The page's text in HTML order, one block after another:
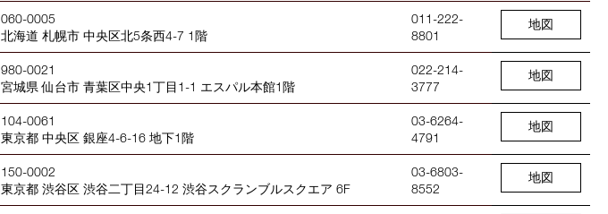
the
keyword
entered.
060-0005
北海道 札幌市 中央区北5条西4-7 1階
011-222-
8801
地図
980-0021
宮城県 仙台市 青葉区中央1丁目1-1 エスパル本館1階
022-214-
3777
地図
104-0061
東京都 中央区 銀座4-6-16 地下1階
03-6264-
4791
地図
150-0002
東京都 渋谷区 渋谷二丁目24-12 渋谷スクランブルスクエア 6F
03-6803-
8552
地図